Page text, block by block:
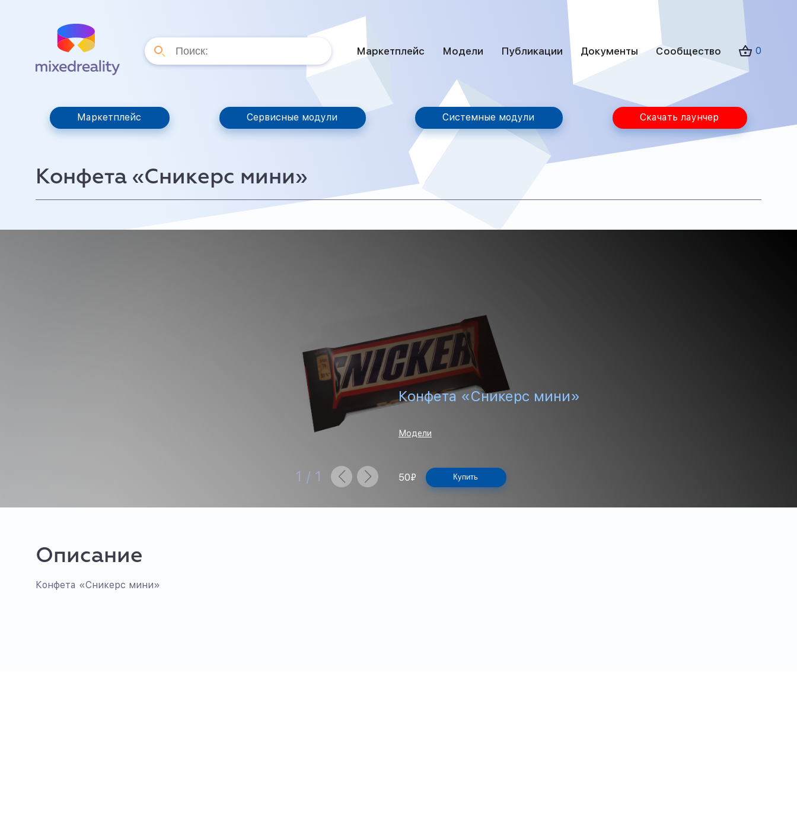
Маркетплейс Модели Публикации Документы Сообщество 0
Маркетплейс Сервисные модули Системные модули Скачать лаунчер
Конфета «Сникерс мини»
1 / 1
Конфета «Сникерс мини»
Модели
50₽ Купить
Описание
Конфета «Сникерс мини»